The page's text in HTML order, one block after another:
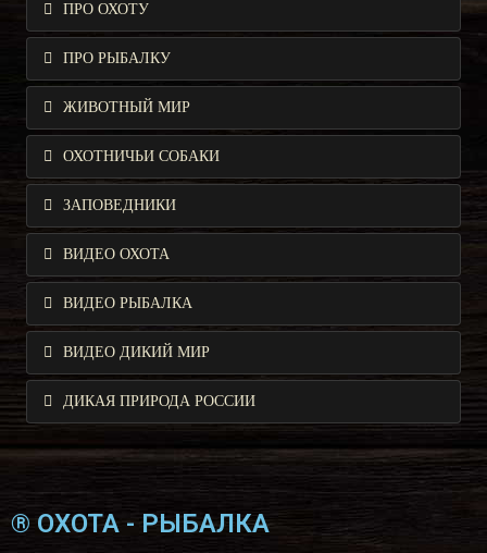
ПРО ОХОТУ
ПРО РЫБАЛКУ
ЖИВОТНЫЙ МИР
ОХОТНИЧЬИ СОБАКИ
ЗАПОВЕДНИКИ
ВИДЕО ОХОТА
ВИДЕО РЫБАЛКА
ВИДЕО ДИКИЙ МИР
ДИКАЯ ПРИРОДА РОССИИ
® ОХОТА - РЫБАЛКА